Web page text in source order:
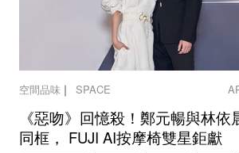
空間品味 ｜SPACE
《惡吻》回憶殺！鄭元暢與林依
同框， FUJI AI按摩椅雙星鉅獻